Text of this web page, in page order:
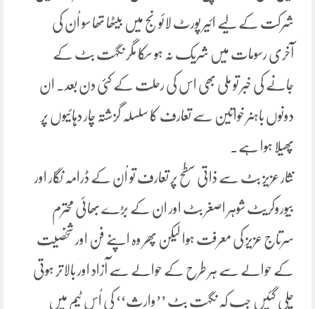
شرکت کے لیے ائیر پورٹ لائونج میں بیٹھا تھا سو اُن کی
آخری رسومات میں شریک نہ ہو سکا مگر نگہت بٹ کے
جانے کی خبر تو ملی بھی اس کی رحلت کے کئی دن بعد۔ ان
دونوں باہنر خواتین سے تعارف کا سلسلہ گزشتہ چار دہائیوں پر
پھیلا ہوا ہے۔
نثار عزیز بٹ سے ذاتی سطح پر تعارف تو اُن کے ڈرامہ نگار اور
بیوروکریٹ شوہر اصغر بٹ اور ان کے بڑے بھائی محترم
سرتاج عزیز کی معرفت ہوا لیکن پھر وہ اپنے فن اور شخصیت
کے حوالے سے ہر طرح کے حوالے سے آزاد اور بالاتر ہوتی
چلی گئیں جب کہ نگہت بٹ ’’وارث‘‘ کی اُس ٹیم میں